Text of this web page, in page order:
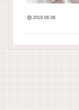
2019.06.06